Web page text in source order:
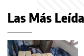
Las Más